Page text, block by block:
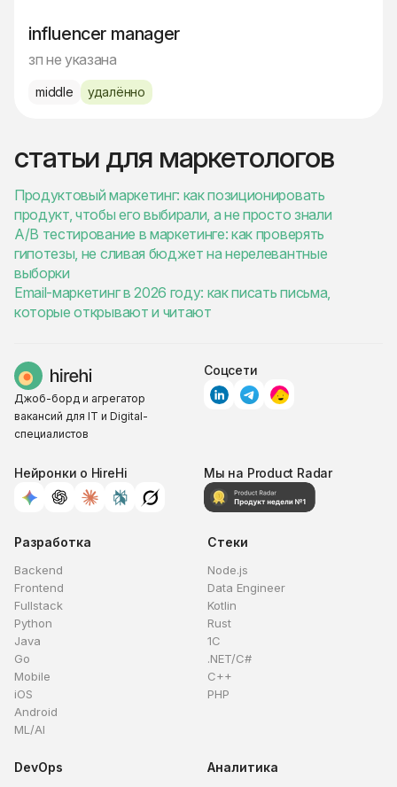
influencer manager
зп не указана
middle удалённо
статьи для маркетологов
Продуктовый маркетинг: как позиционировать
продукт, чтобы его выбирали, а не просто знали
A/B тестирование в маркетинге: как проверять
гипотезы, не сливая бюджет на нерелевантные
выборки
Email-маркетинг в 2026 году: как писать письма,
которые открывают и читают
Джоб-борд и агрегатор
вакансий для IT и Digital-
специалистов
Соцсети
Нейронки о HireHi Мы на Product Radar
Разработка
Backend
Frontend
Fullstack
Python
Java
Go
Mobile
iOS
Android
ML/AI
Стеки
Node.js
Data Engineer
Kotlin
Rust
1C
.NET/C#
C++
PHP
DevOps Аналитика